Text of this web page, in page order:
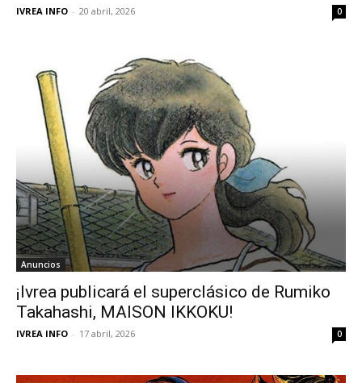
IVREA INFO - 20 abril, 2026 0
Anuncios
¡Ivrea publicará el superclásico de Rumiko
Takahashi, MAISON IKKOKU!
IVREA INFO - 17 abril, 2026 0